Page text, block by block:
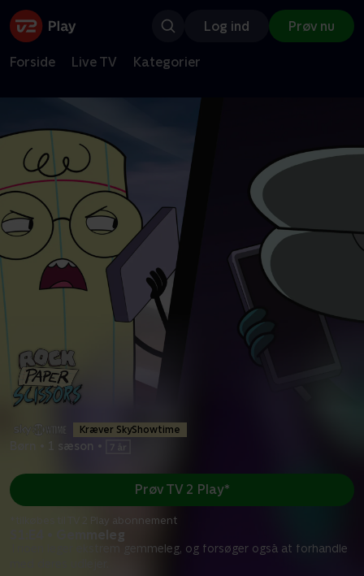
Log ind Prøv nu
Forside Live TV Kategorier
Kræver SkyShowtime
1 sæson •
S1:E4 • Gemmeleg
Trioen leger ekstrem gemmeleg, og forsøger også at forhandle
Prøv TV 2 Play*
*tilkøbes til TV 2 Play abonnement